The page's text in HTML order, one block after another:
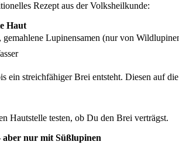
Rezept aus der Volksheilkunde:
Haut
Lupinensamen (nur von
ein streichfähiger Brei entsteht. Diesen auf
Hautstelle testen, ob Du den Brei verträgst.
nur mit Süßlupinen